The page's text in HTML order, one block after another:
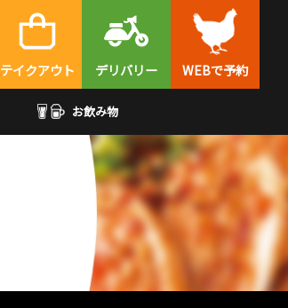
テイクアウト デリバリー WEBで予約
お飲み物